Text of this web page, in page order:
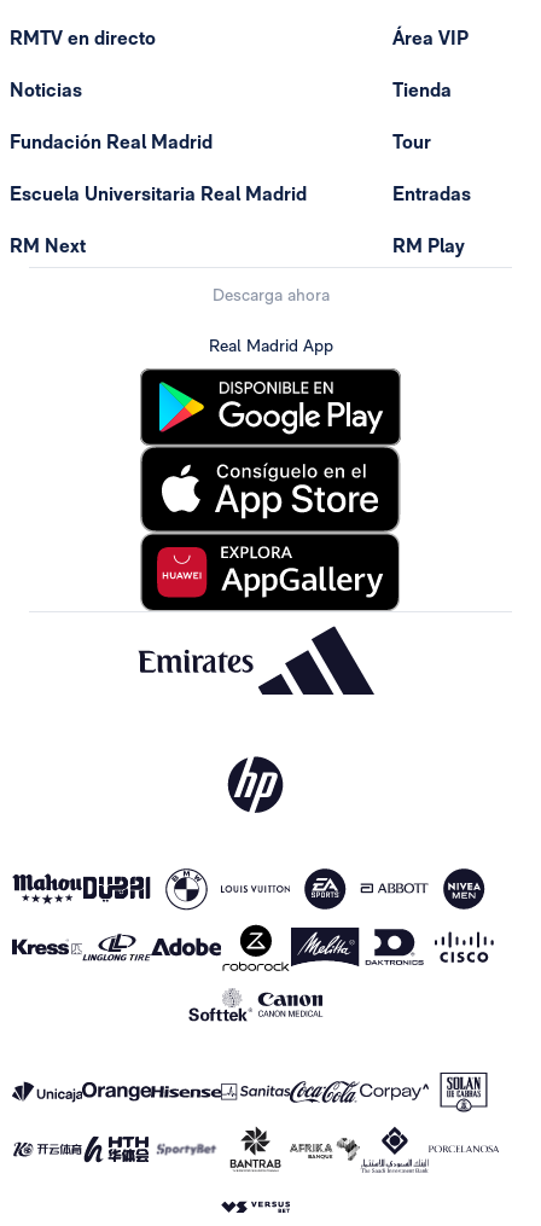
RMTV en directo
Noticias
Fundación Real Madrid
Escuela Universitaria Real Madrid
RM Next
Área VIP
Tienda
Tour
Entradas
RM Play
Descarga ahora
Real Madrid App